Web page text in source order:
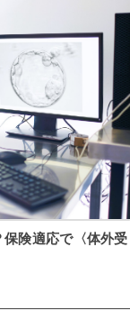
保険適応で〈体外受